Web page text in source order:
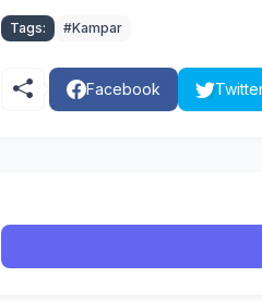
Tags: #Kampar
Facebook